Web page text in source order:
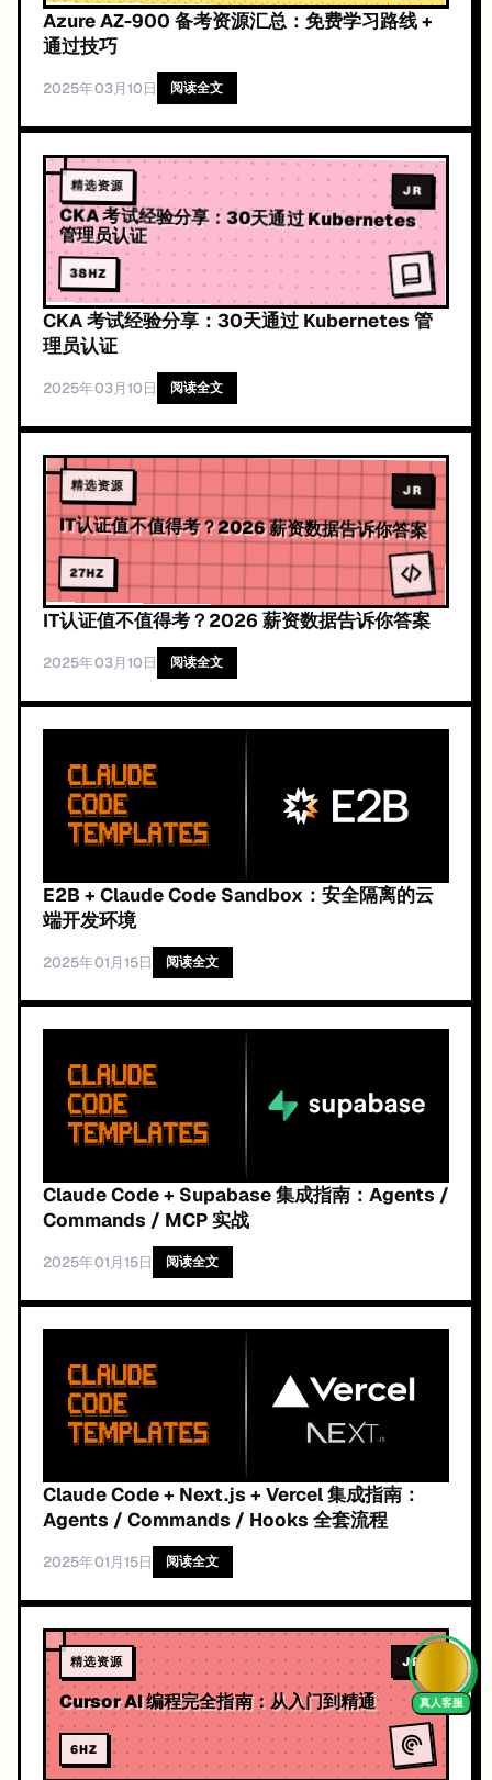
Azure AZ-900 备考资源汇总：免费学习路线 +
通过技巧
2025年03月10日 阅读全文
精选资源 JR
CKA 考试经验分享：30天通过 Kubernetes
管理员认证
38HZ
CKA 考试经验分享：30天通过 Kubernetes 管
理员认证
2025年03月10日 阅读全文
精选资源 JR
IT认证值不值得考？2026 薪资数据告诉你答案
27HZ
IT认证值不值得考？2026 薪资数据告诉你答案
2025年03月10日 阅读全文
E2B + Claude Code Sandbox：安全隔离的云
端开发环境
2025年01月15日 阅读全文
Claude Code + Supabase 集成指南：Agents /
Commands / MCP 实战
2025年01月15日 阅读全文
Claude Code + Next.js + Vercel 集成指南：
Agents / Commands / Hooks 全套流程
2025年01月15日 阅读全文
精选资源 JR
Cursor AI 编程完全指南：从入门到精通
6HZ